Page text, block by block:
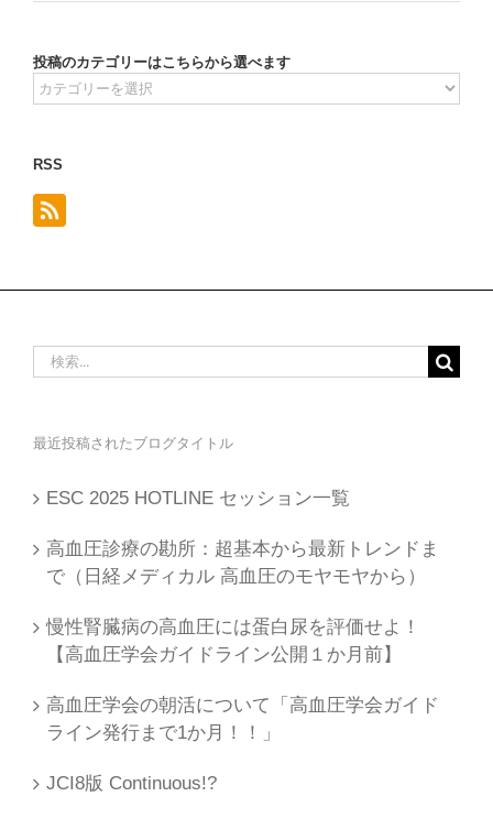
投稿のカテゴリーはこちらから選べます
投
カ
テ
ゴ
ら
べ
す
RSS
最近投稿されたブログタイトル
ESC 2025 HOTLINE セッション一覧
高血圧診療の勘所：超基本から最新トレンドま
で（日経メディカル 高血圧のモヤモヤから）
慢性腎臓病の高血圧には蛋白尿を評価せよ！
【高血圧学会ガイドライン公開１か月前】
高血圧学会の朝活について「高血圧学会ガイド
ライン発行まで1か月！！」
JCI8版 Continuous!?